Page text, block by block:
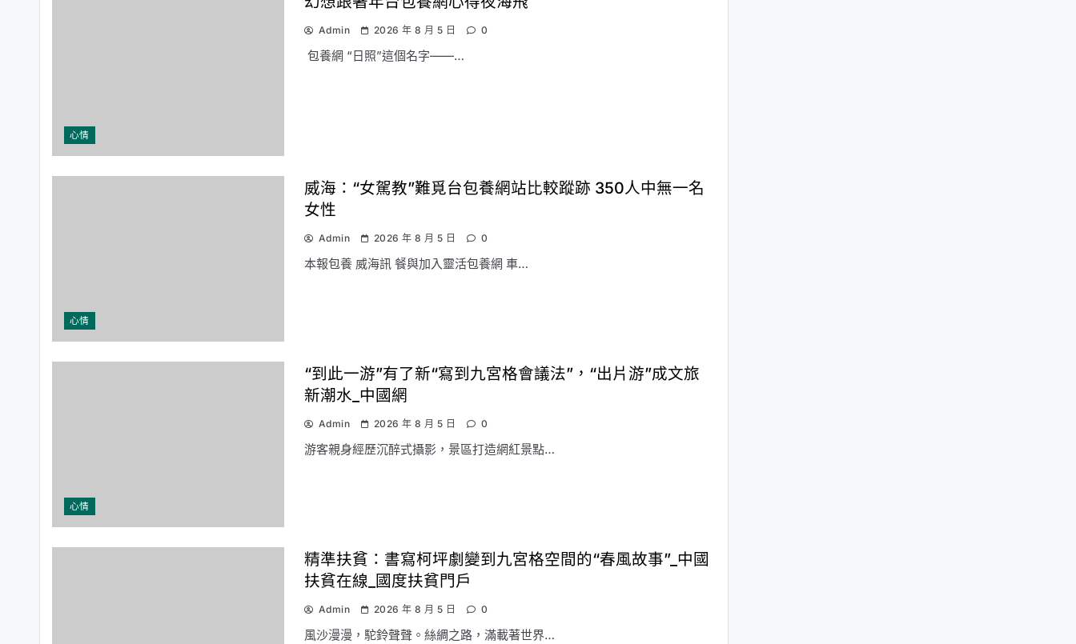
心情
Admin 2026 年 8 月 5 日 0
包養網 “日照”這個名字——…
心情
威海：“女駕教”難覓台包養網站比較蹤跡 350人中無一名
女性
Admin 2026 年 8 月 5 日 0
本報包養 威海訊 餐與加入靈活包養網 車…
心情
“到此一游”有了新“寫到九宮格會議法”，“出片游”成文旅
新潮水_中國網
Admin 2026 年 8 月 5 日 0
游客親身經歷沉醉式攝影，景區打造網紅景點…
精準扶貧：書寫柯坪劇變到九宮格空間的“春風故事”_中國
扶貧在線_國度扶貧門戶
Admin 2026 年 8 月 5 日 0
風沙漫漫，駝鈴聲聲。絲綢之路，滿載著世界…